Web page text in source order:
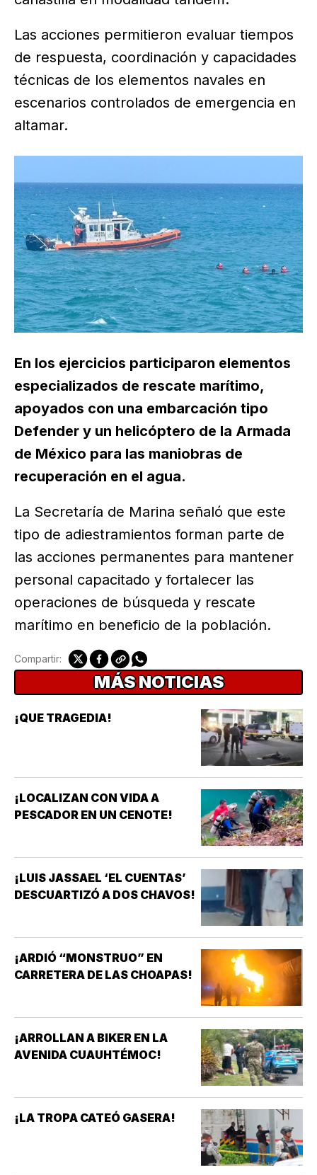
Las acciones permitieron evaluar tiempos
de respuesta, coordinación y capacidades
técnicas de los elementos navales en
escenarios controlados de emergencia en
altamar.
En los ejercicios participaron elementos
especializados de rescate marítimo,
apoyados con una embarcación tipo
Defender y un helicóptero de la Armada
de México para las maniobras de
recuperación en el agua.
La Secretaría de Marina señaló que este
tipo de adiestramientos forman parte de
las acciones permanentes para mantener
personal capacitado y fortalecer las
operaciones de búsqueda y rescate
marítimo en beneficio de la población.
Compartir:
MÁS NOTICIAS
¡QUE TRAGEDIA!
¡LOCALIZAN CON VIDA A
PESCADOR EN UN CENOTE!
¡LUIS JASSAEL ‘EL CUENTAS’
DESCUARTIZÓ A DOS CHAVOS!
¡ARDIÓ “MONSTRUO” EN
CARRETERA DE LAS CHOAPAS!
¡ARROLLAN A BIKER EN LA
AVENIDA CUAUHTÉMOC!
¡LA TROPA CATEÓ GASERA!